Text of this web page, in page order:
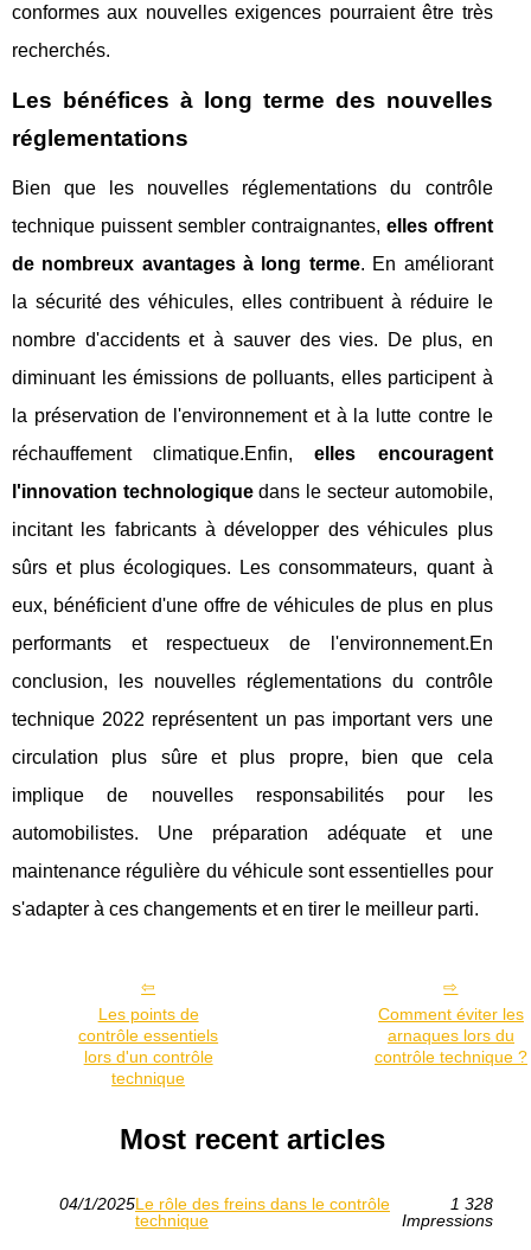
conformes aux nouvelles exigences pourraient être très
recherchés.
Les bénéfices à long terme des nouvelles
réglementations
Bien que les nouvelles réglementations du contrôle
technique puissent sembler contraignantes, elles offrent
de nombreux avantages à long terme. En améliorant
la sécurité des véhicules, elles contribuent à réduire le
nombre d'accidents et à sauver des vies. De plus, en
diminuant les émissions de polluants, elles participent à
la préservation de l'environnement et à la lutte contre le
réchauffement climatique.Enfin,elles encouragent
l'innovation technologiquedans le secteur automobile,
incitant les fabricants à développer des véhicules plus
sûrs et plus écologiques. Les consommateurs, quant à
eux, bénéficient d'une offre de véhicules de plus en plus
performants et respectueux de l'environnement.En
conclusion, les nouvelles réglementations du contrôle
technique 2022 représentent un pas important vers une
circulation plus sûre et plus propre, bien que cela
implique de nouvelles responsabilités pour les
automobilistes. Une préparation adéquate et une
maintenance régulière du véhicule sont essentielles pour
s'adapter à ces changements et en tirer le meilleur parti.
Les points de
contrôle essentiels
lors d'un contrôle
technique
Comment éviter les
arnaques lors du
contrôle technique ?
Most recent articles
04/1/2025Le rôle des freins dans le contrôle
technique
1 328
Impressions